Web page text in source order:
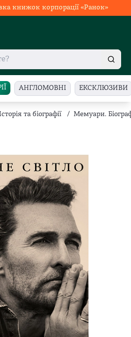
книжок корпорації «Ранок»
АНГЛОМОВНІ ЕКСКЛЮЗИВИ
та біографії / Мемуари.